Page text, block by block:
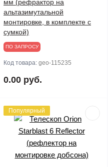
мм (рефрактор на
альтазимутальной
монтировке, в комплекте с
сумкой)
ПО ЗАПРОСУ
Код товара: geo-115235
0.00 руб.
Популярный